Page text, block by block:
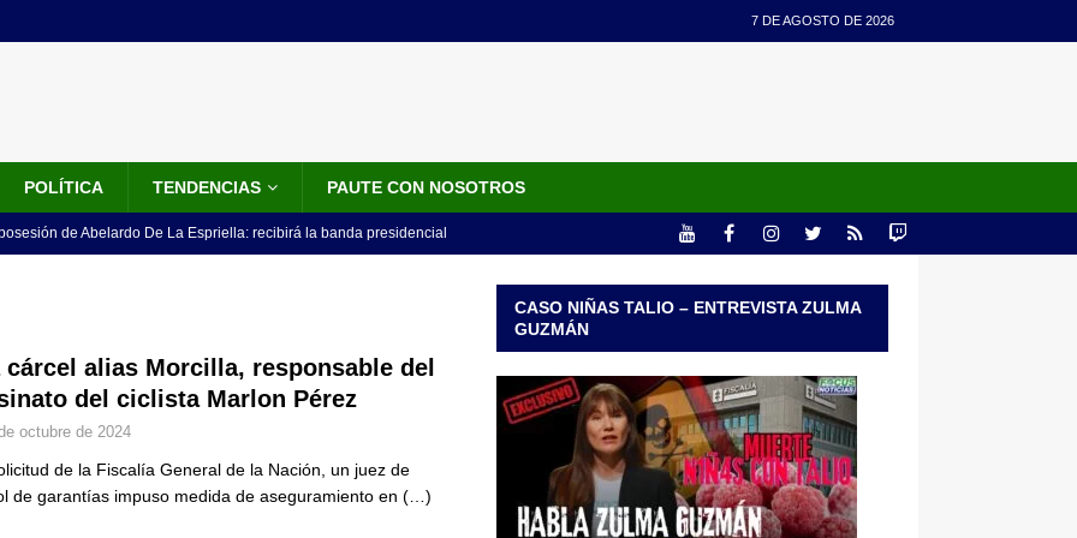
7 DE AGOSTO DE 2026
POLÍTICA TENDENCIAS PAUTE CON NOSOTROS
de Abelardo De La Espriella: recibirá la banda presidencial
LO ÚLTIMO
de la banda presidencial que portará Abelardo De La
de un sastre colombiano reconocido en el mundo
Fiscalía amplía investigación por presunto lavado de activos y
cárcel alias Morcilla, responsable del
del ciclista Marlon Pérez
octubre de 2024
de la Fiscalía General de la Nación, un juez de
de garantías impuso medida de aseguramiento en (…)
CASO NIÑAS TALIO – ENTREVISTA ZULMA
GUZMÁN